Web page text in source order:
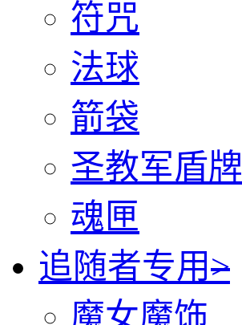
符咒
法球
箭袋
圣教军盾牌
魂匣
追随者专用>
魔女魔饰